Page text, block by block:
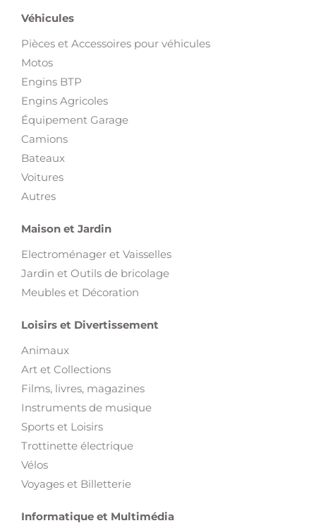
Véhicules
Pièces et Accessoires pour véhicules
Motos
Engins BTP
Engins Agricoles
Équipement Garage
Camions
Bateaux
Voitures
Autres
Maison et Jardin
Electroménager et Vaisselles
Jardin et Outils de bricolage
Meubles et Décoration
Loisirs et Divertissement
Animaux
Art et Collections
Films, livres, magazines
Instruments de musique
Sports et Loisirs
Trottinette électrique
Vélos
Voyages et Billetterie
Informatique et Multimédia